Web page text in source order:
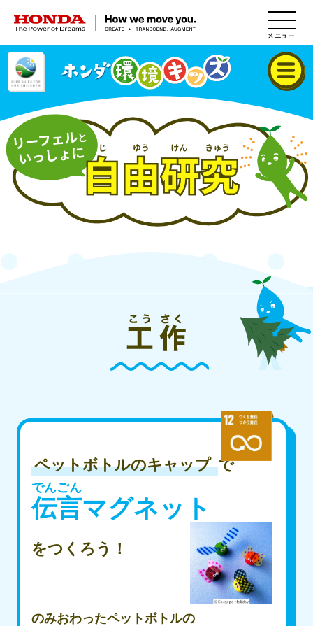
HONDA The Power of Dreams
ペットボトルのキャップで
伝言
でんごん
マグネット
をつくろう！
のみおわったペットボトルの